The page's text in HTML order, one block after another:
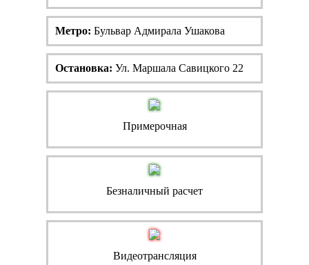
Метро:Бульвар Адмирала Ушакова
Остановка: Ул. Маршала Савицкого 22
Примерочная
Безналичный расчет
Видеотрансляция